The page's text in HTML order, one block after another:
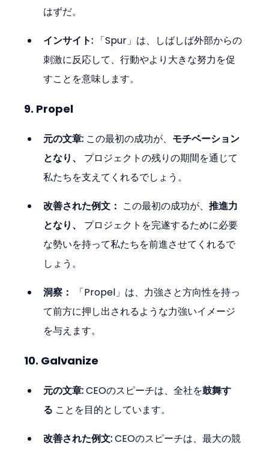
はずだ。
インサイト: 「Spur」は、しばしば外部からの
刺激に反応して、行動やより大きな努力を促
すことを意味します。
9. Propel
元の文章: この最初の成功が、 モチベーション
となり、
プロジェクトの残りの期間を通じて
私たちを支えてくれるでしょう。
改善された例文： この最初の成功が、推進力
となり、
プロジェクトを完遂するために必要
な勢いを持って私たちを前進させてくれるで
しょう。
洞察：
「Propel」は、力強さと方向性を持っ
て前方に押し出されるような力強いイメージ
を与えます。
10. Galvanize
元の文章: CEOのスピーチは、全社を鼓舞す
る ことを目的としています。
改善された例文: CEOのスピーチは、最大の競